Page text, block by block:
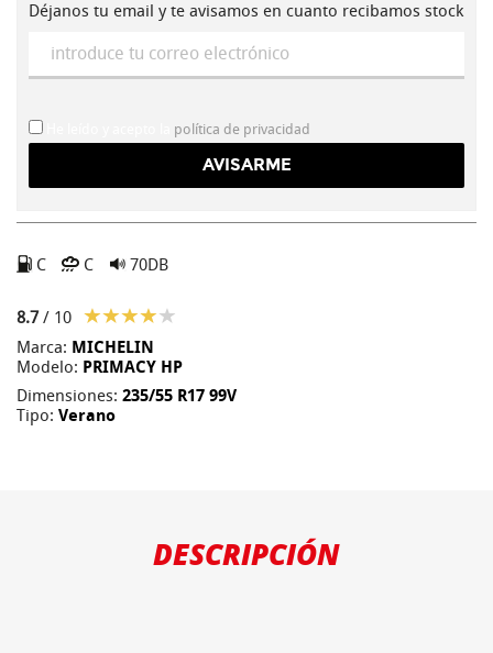
Déjanos tu email y te avisamos en cuanto recibamos stock
política de privacidad
C C 70DB
8.7/ 10
Marca: MICHELIN
Modelo: PRIMACY HP
Dimensiones: 235/55 R17 99V
Tipo: Verano
DESCRIPCIÓN